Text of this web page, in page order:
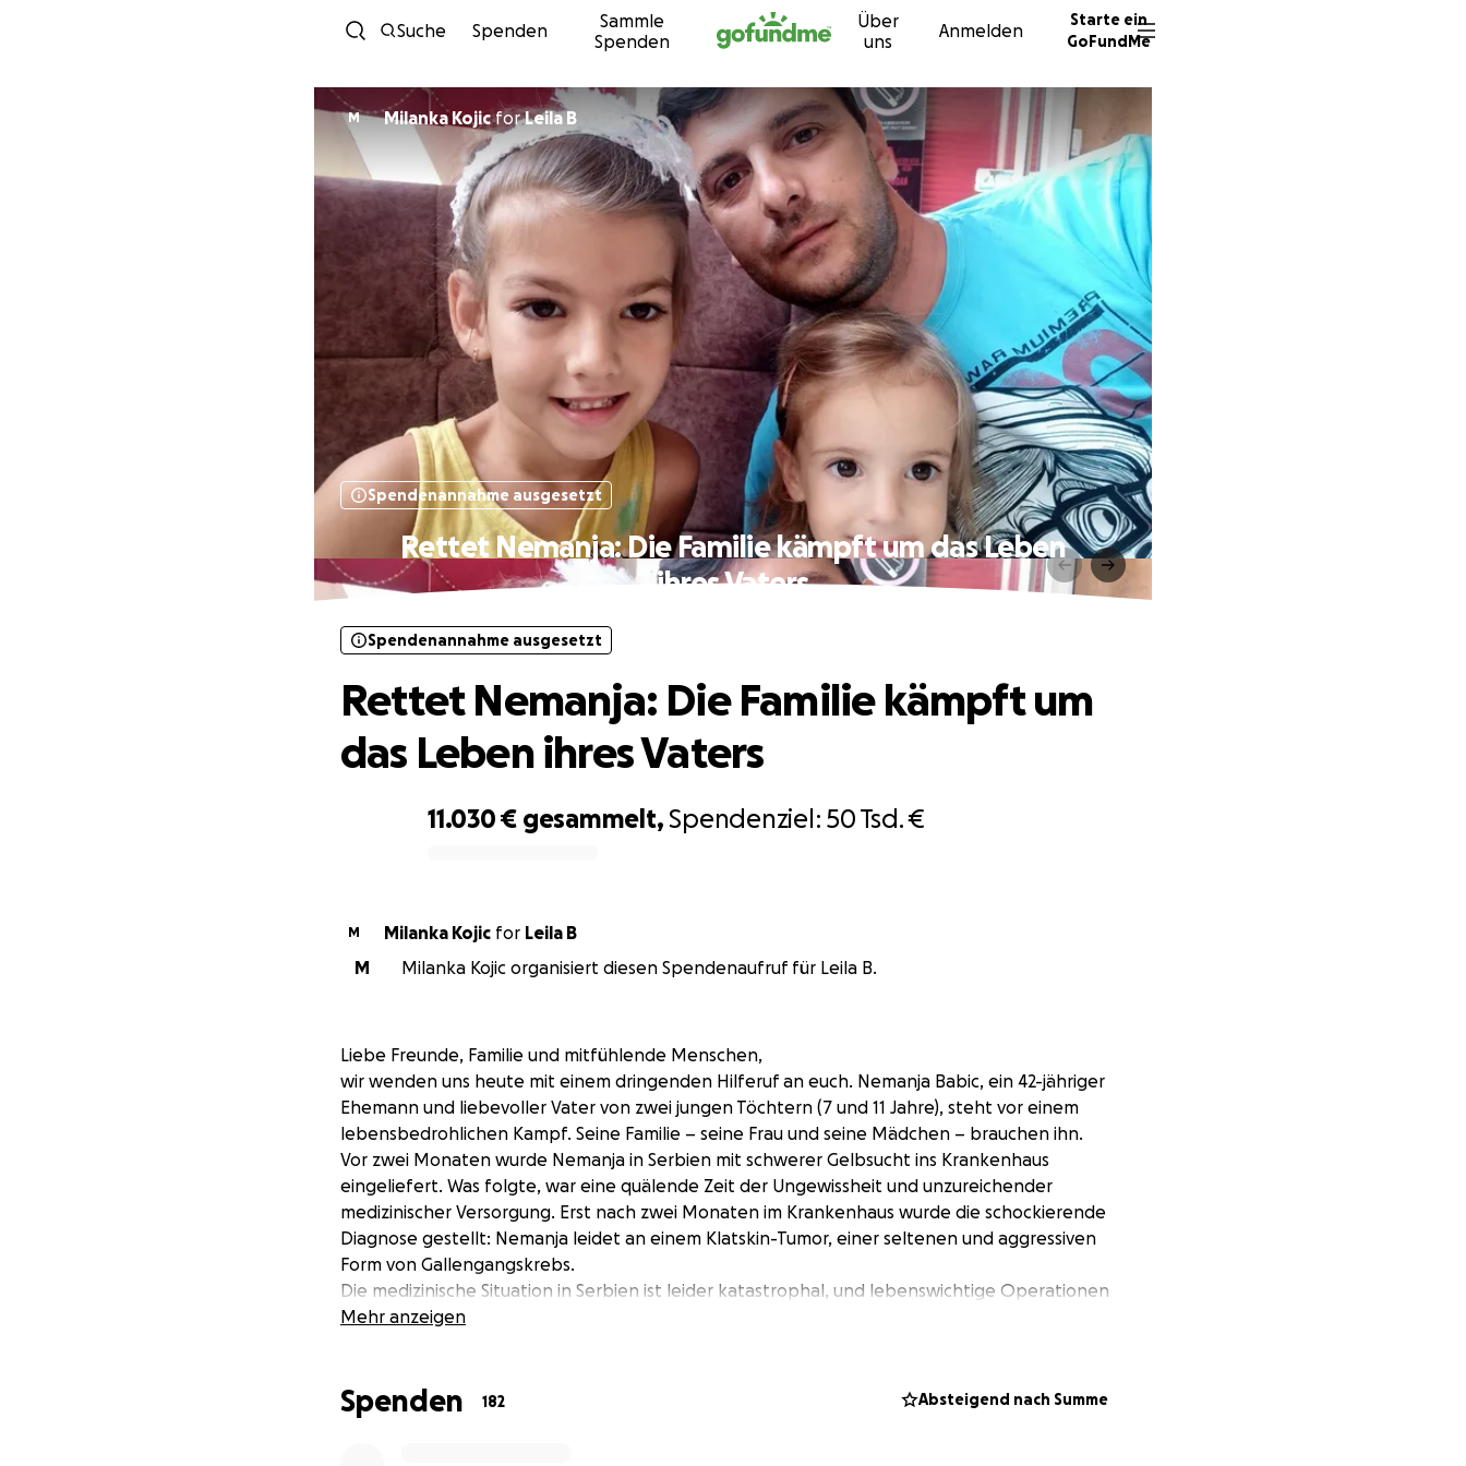
Zum Inhalt
Suche Spenden
Sammle
Spenden
Über
uns
Anmelden
Starte ein
GoFundMe
M Milanka KojicforLeila B
Spendenannahme ausgesetzt
Rettet Nemanja: Die Familie kämpft um das Leben
ihres Vaters
11.030 € gesammelt,Spendenziel: 50 Tsd. €
Spendenannahme ausgesetzt
Rettet Nemanja: Die Familie kämpft um
das Leben ihres Vaters
M Milanka Kojic for Leila B
M
Milanka Kojic organisiert diesen Spendenaufruf für Leila B.
Liebe Freunde, Familie und mitfühlende Menschen,
wir wenden uns heute mit einem dringenden Hilferuf an euch. Nemanja Babic, ein 42-jähriger
Ehemann und liebevoller Vater von zwei jungen Töchtern (7 und 11 Jahre), steht vor einem
lebensbedrohlichen Kampf. Seine Familie – seine Frau und seine Mädchen – brauchen ihn.
Vor zwei Monaten wurde Nemanja in Serbien mit schwerer Gelbsucht ins Krankenhaus
eingeliefert. Was folgte, war eine quälende Zeit der Ungewissheit und unzureichender
medizinischer Versorgung. Erst nach zwei Monaten im Krankenhaus wurde die schockierende
Diagnose gestellt: Nemanja leidet an einem Klatskin-Tumor, einer seltenen und aggressiven
Form von Gallengangskrebs.
Die medizinische Situation in Serbien ist leider katastrophal, und lebenswichtige Operationen
wie die, die Nemanja benötigt, werden dort nicht durchgeführt. Seine einzige Hoffnung auf
Die Kosten für diese lebensrettende Behandlung belaufen sich auf 50.000 Euro. Ohne diese
Summe wird die notwendige Transplantation nicht durchgeführt. Für Nemanja und seine
Mehr anzeigen
Spenden 182 Absteigend nach Summe